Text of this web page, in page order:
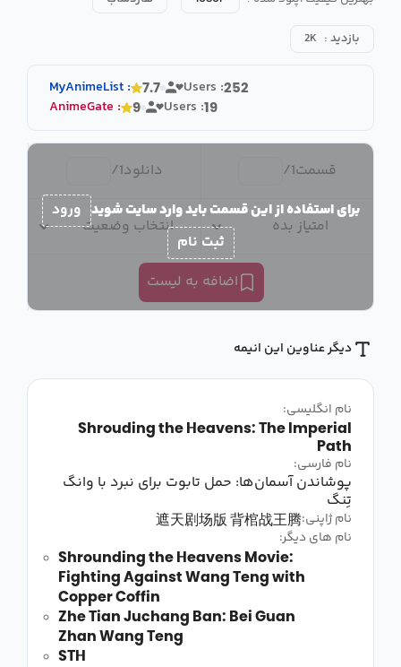
بازدید : 2K
MyAnimeList : 7.7 Users :252
AnimeGate : 9 Users :19
قسمت1
/ دانلود1
/
امتیاز بده انتخاب وضعیت
اضافه به لیست
برای استفاده از این قسمت باید وارد سایت شوید ورود
ثبت نام
دیگر عناوین این انیمه
نام انگلیسی:
Shrouding the Heavens: The Imperial
Path
نام فارسی:
پوشاندن آسمان‌ها: حمل تابوت برای نبرد با وانگ
تِنگ
نام ژاپنی:遮天剧场版 背棺战王腾
نام های دیگر:
Shrounding the Heavens Movie:
Fighting Against Wang Teng with
Copper Coffin
Zhe Tian Juchang Ban: Bei Guan
Zhan Wang Teng
STH